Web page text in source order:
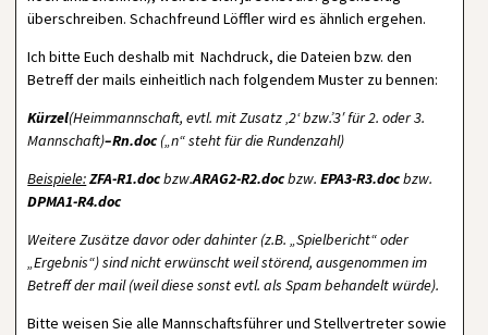
überschreiben. Schachfreund Löffler wird es ähnlich ergehen.
Ich bitte Euch deshalb mit Nachdruck, die Dateien bzw. den
Betreff der mails einheitlich nach folgendem Muster zu bennen:
Kürzel(Heimmannschaft, evtl. mit Zusatz ‚2‘ bzw.’3′ für 2. oder 3.
Mannschaft)–Rn.doc(„n“ steht für die Rundenzahl)
Beispiele:ZFA-R1.docbzw.ARAG2-R2.docbzw.EPA3-R3.docbzw.
DPMA1-R4.doc
Weitere Zusätze davor oder dahinter (z.B. „Spielbericht“ oder
„Ergebnis“) sind nicht erwünscht weil störend, ausgenommen im
Betreff der mail (weil diese sonst evtl. als Spam behandelt würde).
Bitte weisen Sie alle Mannschaftsführer und Stellvertreter sowie